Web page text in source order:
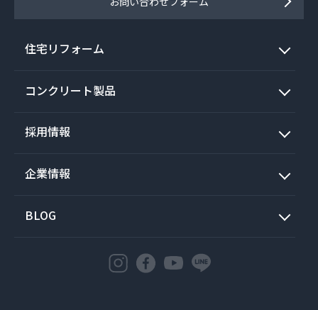
住宅リフォーム
コンクリート製品
採用情報
企業情報
BLOG